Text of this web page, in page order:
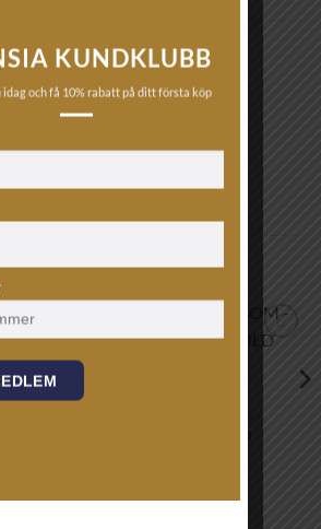
KUNDKLUBB
idag och få 10% rabatt på ditt första köp